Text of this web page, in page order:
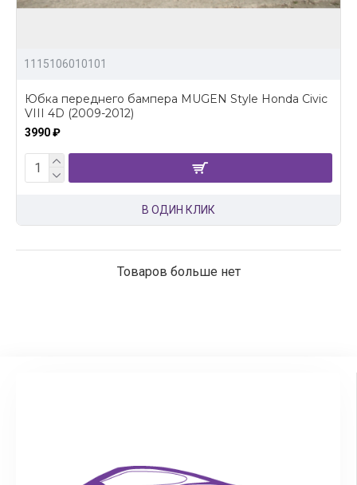
1115106010101
Юбка переднего бампера MUGEN Style Honda Civic
VIII 4D (2009-2012)
3990 ₽
В ОДИН КЛИК
Товаров больше нет